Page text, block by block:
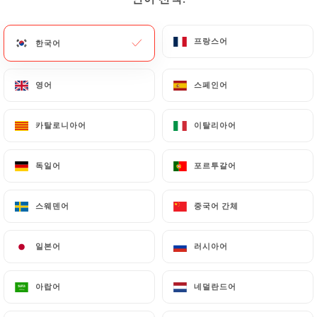
메뉴
한국어 프랑스어
영어 스페인어
카탈로니아어 이탈리아어
독일어 포르투갈어
스웨덴어 중국어 간체
일본어 러시아어
아랍어 네덜란드어
홈 연락처
연락처
Lo Del Francés Café
한국어 프랑스어
영어 스페인어
카탈로니아어 이탈리아어
독일어 포르투갈어
스웨덴어 중국어 간체
일본어 러시아어
아랍어 네덜란드어